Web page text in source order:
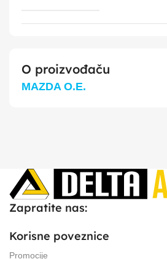
O proizvođaču
MAZDA O.E.
Zapratite nas:
Korisne poveznice
Promocije